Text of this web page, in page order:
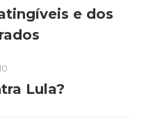
e dos
Lula?